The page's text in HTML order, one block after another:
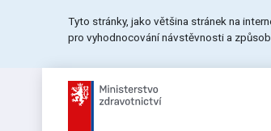
Tyto stránky, jako většina stránek na
pro vyhodnocování návstěvnosti a